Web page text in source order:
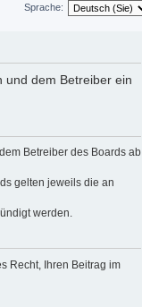
Sprache:
und dem Betreiber ein
Betreiber des Boards ab
gelten jeweils die an
werden.
Recht, Ihren Beitrag im